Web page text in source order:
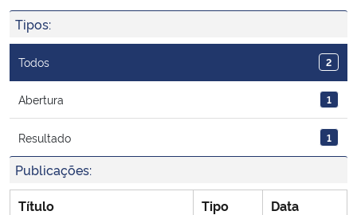
Ministério da Cidadania
Ministério da Saúde
Ministério de Minas e Energia
Ministério da Ciência, Tecnologia, Inovações e Comunicações
Ministério do Meio Ambiente
Tipos:
Todos 2
Abertura 1
Resultado 1
Publicações:
Título Tipo
Data